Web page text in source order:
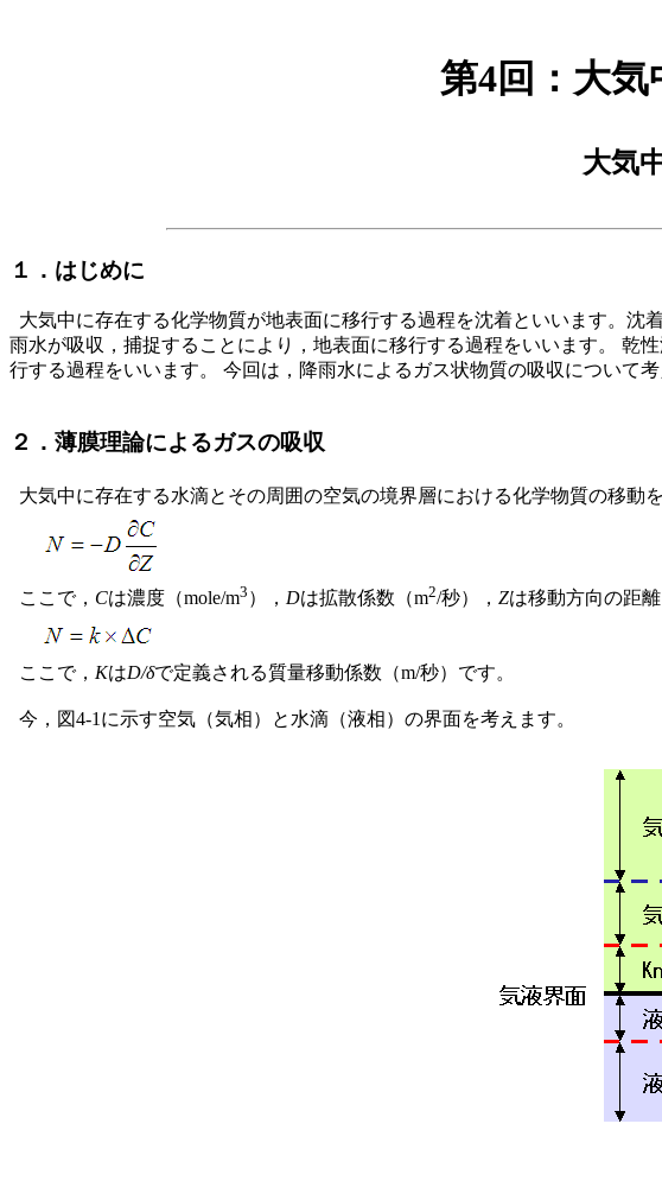
第4回：大
大気
１．はじめに
大気中に存在する化学物質が地表面に移行する過程を沈着といいます。
雨水が吸収，捕捉することにより，地表面に移行する過程をいいます。 乾
行する過程をいいます。 今回は，降雨水によるガス状物質の吸収について考
２．薄膜理論によるガスの吸収
大気中に存在する水滴とその周囲の空気の境界層における化学物質の移動
ここで， Cは濃度（mole/m3 ）， Dは拡散係数（m2/秒）， Zは移動方向の距
ここで， KはD/δで定義される質量移動係数（m/秒）です。
今，図4-1に示す空気（気相）と水滴（液相）の界面を考えます。